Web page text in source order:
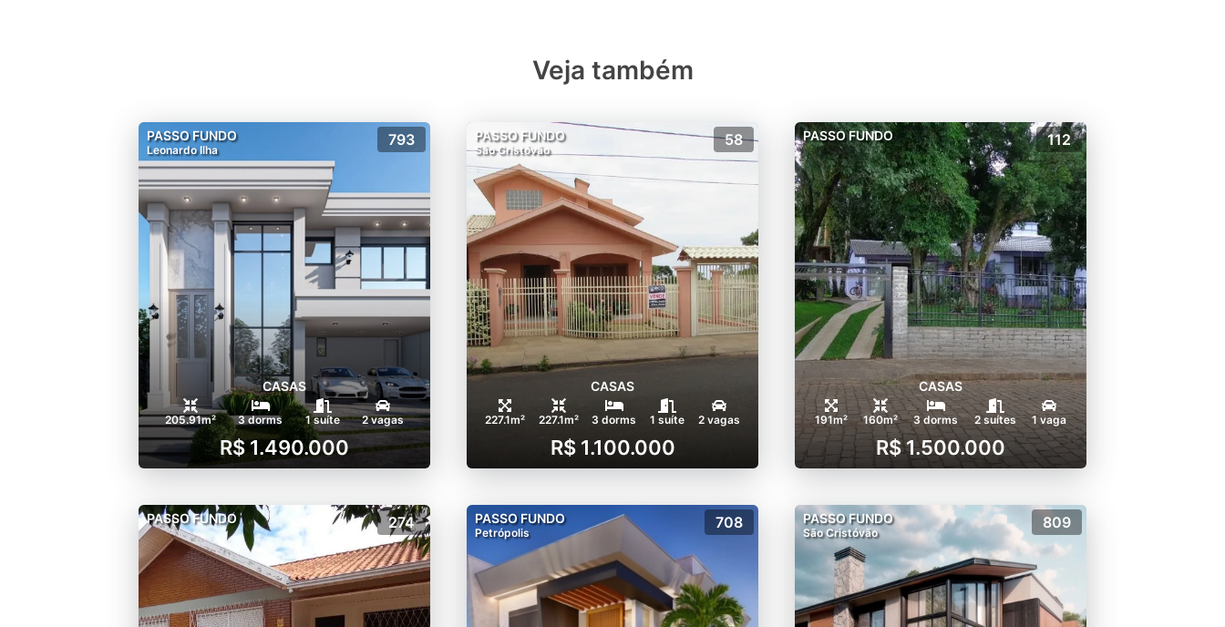
Veja também
PASSO FUNDO
Leonardo Ilha
793
CASAS
205.91m² 3 dorms 1 suíte 2 vagas
R$ 1.490.000
PASSO FUNDO
São Cristóvão
58
CASAS
227.1m² 227.1m² 3 dorms 1 suíte 2 vagas
R$ 1.100.000
PASSO FUNDO 112
CASAS
191m² 160m² 3 dorms 2 suítes 1 vaga
R$ 1.500.000
PASSO FUNDO 274 PASSO FUNDO
Petrópolis
708 PASSO FUNDO
São Cristóvão
809